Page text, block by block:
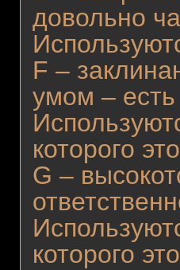
довольно
F –
умом –
которого
G –
которого